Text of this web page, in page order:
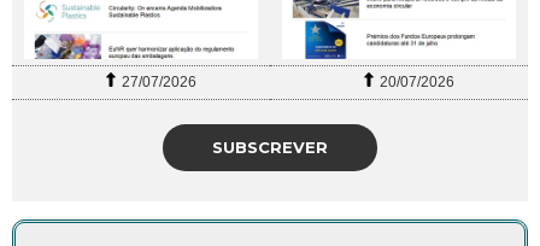
27/07/2026 20/07/2026
SUBSCREVER